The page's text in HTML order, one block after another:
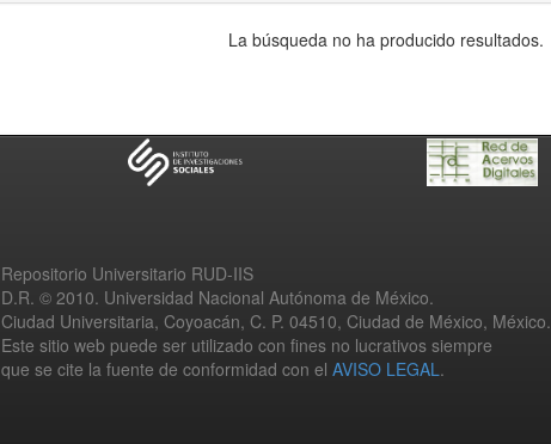
La búsqueda no ha producido resultados.
Repositorio Universitario RUD-IIS
D.R. © 2010. Universidad Nacional Autónoma de México.
Ciudad Universitaria, Coyoacán, C. P. 04510, Ciudad de México, México.
Este sitio web puede ser utilizado con fines no lucrativos siempre
que se cite la fuente de conformidad con el AVISO LEGAL.